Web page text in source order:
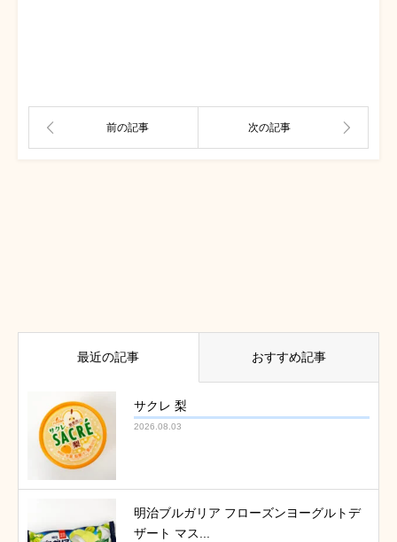
最近の記事 おすすめ記事
サクレ 梨
2026.08.03
明治ブルガリア フローズンヨーグルトデ
ザート マス...